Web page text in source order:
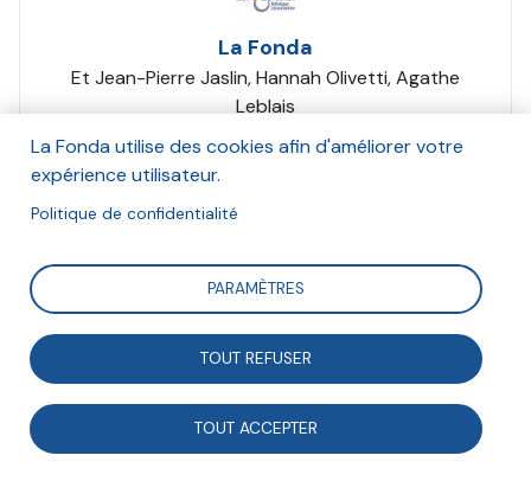
La Fonda
Et Jean-Pierre Jaslin, Hannah Olivetti, Agathe
Leblais
Juillet 2023
Dans le cadre de l’exercice de prospective « Vers une
société de l’engagement ? », la Fonda a souhaité
ouvrir un espace de réflexions sur l’engagement : un
club de lecture ! Il se réunit le premier lundi de chaque
mois, pendant une heure (de 18 h à 19 h) pour partager
La Fonda utilise des cookies afin d'améliorer votre
expérience utilisateur.
Politique de confidentialité
PARAMÈTRES
TOUT REFUSER
TOUT ACCEPTER